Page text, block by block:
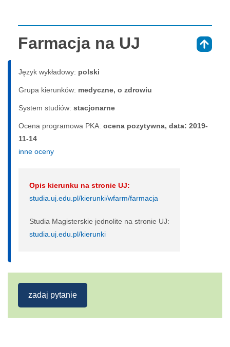
Farmacja na UJ
Język wykładowy: polski
Grupa kierunków: medyczne, o zdrowiu
System studiów: sta­cjo­nar­ne
Ocena programowa PKA: ocena pozytywna, data: 2019-
11-14
inne oceny
Opis kierunku na stronie UJ:
studia.uj.edu.pl/kierunki/wfarm/farmacja
Studia Magisterskie jednolite na stronie UJ:
studia.uj.edu.pl/kierunki
zadaj pytanie